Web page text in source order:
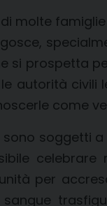
molte
si prospetta
autorità
come
soggetti
celebrare
per